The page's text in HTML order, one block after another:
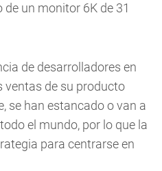
un monitor 6K de 31
de desarrolladores en
ventas de su producto
se han estancado o van a
el mundo, por lo que la
para centrarse en